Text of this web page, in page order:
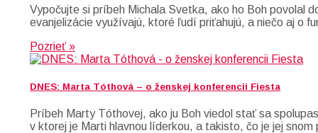
Vypočujte si príbeh Michala Svetka, ako ho Boh povolal
evanjelizácie využívajú, ktoré ľudí priťahujú, a niečo aj o
Pozrieť »
DNES: Marta Tóthová – o ženskej konferencii Fiesta
Príbeh Marty Tóthovej, ako ju Boh viedol stať sa
v ktorej je Marti hlavnou líderkou, a takisto, čo je jej snom